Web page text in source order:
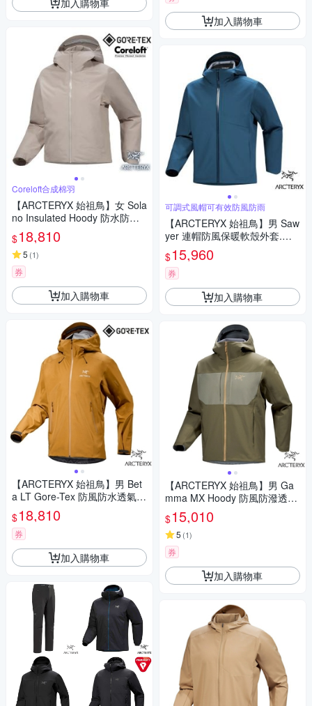
Coreloft合成棉羽
【ARCTERYX 始祖鳥】女 Sola
no Insulated Hoody 防水防風
透氣保暖連帽化纖羽絨外套.風
衣.夾克.大衣.X000010542 盧
恩褐
$18,810
5 (1)
券
加入購物車
【ARCTERYX 始祖鳥】男 Bet
a LT Gore-Tex 防風防水透氣連
帽外套.夾克.風雨衣_X0000073
01 育空褐
$18,810
券
加入購物車
加入購物車
可調式風帽可有效防風防雨
【ARCTERYX 始祖鳥】男 Saw
yer 連帽防風保暖軟殼外套.夾
克.風衣.機車外套/可調式風帽.
刷毛襯裡/ X000009894 夜色藍
$15,960
券
加入購物車
【ARCTERYX 始祖鳥】男 Ga
mma MX Hoody 防風防潑透氣
連帽外套.夾克.風雨衣_X00000
8485 龍紋綠/糧草綠/帆布棕
$15,010
5 (1)
券
加入購物車